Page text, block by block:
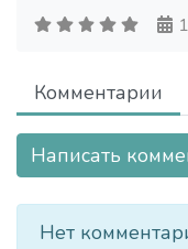
Комментарии
Написать
Нет